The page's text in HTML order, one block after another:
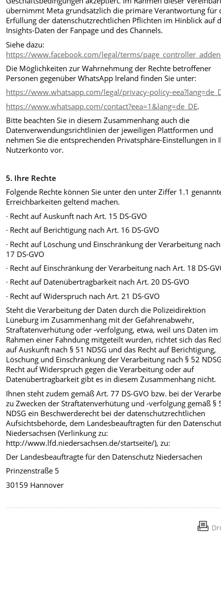
übernimmt Meta grundsätzlich die primäre Verantwortung für
Erfüllung der datenschutzrechtlichen Pflichten im Hinblick auf
Insights-Daten der Fanpage und des Channels.
Siehe dazu:
https://www.facebook.com/legal/terms/
Die Möglichkeiten zur Wahrnehmung der Rechte betroffener
Personen gegenüber WhatsApp Ireland finden Sie unter:
https://www.whatsapp.com/legal/privacy-policy-
https://www.whatsapp.com/contact?eea=1&lang=de_DE.
Bitte beachten Sie in diesem Zusammenhang auch die
Datenverwendungsrichtlinien der jeweiligen Plattformen und
nehmen Sie die entsprechenden Privatsphäre-Einstellungen in
Nutzerkonto vor.
5. Ihre Rechte
Folgende Rechte können Sie unter den unter Ziffer 1.1
Erreichbarkeiten geltend machen.
· Recht auf Auskunft nach Art. 15 DS-GVO
· Recht auf Berichtigung nach Art. 16 DS-GVO
· Recht auf Löschung und Einschränkung der Verarbeitung
17 DS-GVO
· Recht auf Einschränkung der Verarbeitung nach Art. 18 DS-
· Recht auf Datenübertragbarkeit nach Art. 20 DS-GVO
· Recht auf Widerspruch nach Art. 21 DS-GVO
Steht die Verarbeitung der Daten durch die Polizeidirektion
Lüneburg im Zusammenhang mit der Gefahrenabwehr,
Straftatenverhütung oder -verfolgung, etwa, weil uns Daten im
Rahmen einer Fahndung mitgeteilt wurden, richtet sich das
auf Auskunft nach § 51 NDSG und das Recht auf Berichtigung,
Löschung und Einschränkung der Verarbeitung nach § 52
Recht auf Widerspruch gegen die Verarbeitung oder auf
Datenübertragbarkeit gibt es in diesem Zusammenhang nicht.
Ihnen steht zudem gemäß Art. 77 DS-GVO bzw. bei der
zu Zwecken der Straftatenverhütung und -verfolgung gemäß §
NDSG ein Beschwerderecht bei der datenschutzrechtlichen
Aufsichtsbehörde, dem Landesbeauftragten für den
Niedersachsen (Verlinkung zu:
http://www.lfd.niedersachsen.de/startseite/), zu:
Der Landesbeauftragte für den Datenschutz Niedersachen
Prinzenstraße 5
30159 Hannover